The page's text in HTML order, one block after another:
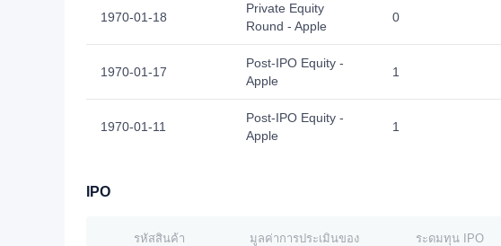
1970-01-18
Private Equity
Round - Apple
0
1970-01-17
Post-IPO Equity -
Apple
1
1970-01-11
Post-IPO Equity -
Apple
1
IPO
รหัสสินค้า
มูลค่าการประเมินของ
ระดมทุน IPO